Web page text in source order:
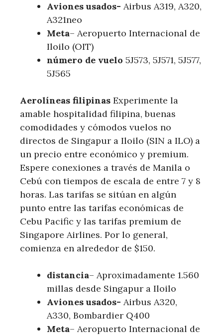
Aviones usados- Airbus A319, A320,
A321neo
Meta– Aeropuerto Internacional de
Iloilo (OIT)
número de vuelo 5J573, 5J571, 5J577,
5J565
Aerolíneas filipinas Experimente la
amable hospitalidad filipina, buenas
comodidades y cómodos vuelos no
directos de Singapur a Iloilo (SIN a ILO) a
un precio entre económico y premium.
Espere conexiones a través de Manila o
Cebú con tiempos de escala de entre 7 y 8
horas. Las tarifas se sitúan en algún
punto entre las tarifas económicas de
Cebu Pacific y las tarifas premium de
Singapore Airlines. Por lo general,
comienza en alrededor de $150.
distancia– Aproximadamente 1.560
millas desde Singapur a Iloilo
Aviones usados- Airbus A320,
A330, Bombardier Q400
Meta– Aeropuerto Internacional de